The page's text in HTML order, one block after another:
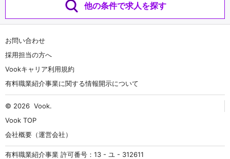
他の条件で求人を探す
お問い合わせ
採用担当の方へ
Vookキャリア利用規約
有料職業紹介事業に関する情報開示について
© 2026 Vook.
Vook TOP
会社概要（運営会社）
有料職業紹介事業 許可番号：13 - ユ - 312611